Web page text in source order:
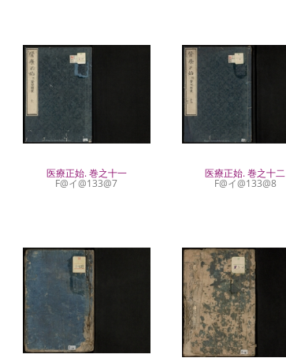
医療正始. 巻之十一
F@イ@133@7
医療正始. 巻之十二
F@イ@133@8